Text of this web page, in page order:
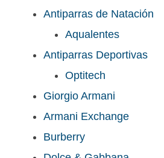
Antiparras de Natación
Aqualentes
Antiparras Deportivas
Optitech
Giorgio Armani
Armani Exchange
Burberry